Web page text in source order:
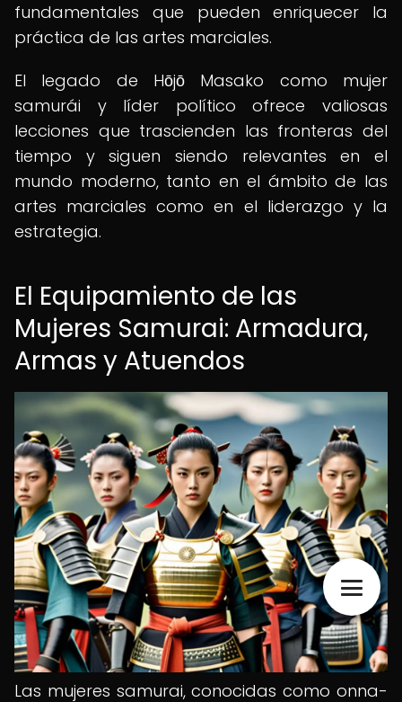
fundamentales que pueden enriquecer la
práctica de las artes marciales.
El legado de Hōjō Masako como mujer
samurái y líder político ofrece valiosas
lecciones que trascienden las fronteras del
tiempo y siguen siendo relevantes en el
mundo moderno, tanto en el ámbito de las
artes marciales como en el liderazgo y la
estrategia.
El Equipamiento de las
Mujeres Samurai: Armadura,
Armas y Atuendos
Las mujeres samurai, conocidas como onna-